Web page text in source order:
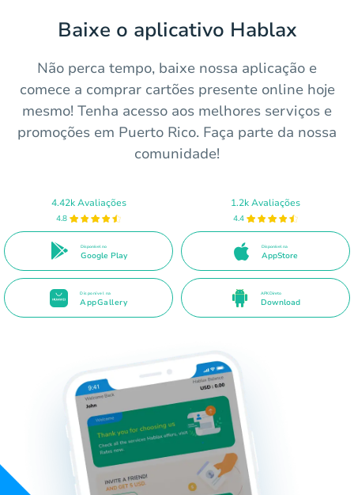
Baixe o aplicativo Hablax
Não perca tempo, baixe nossa aplicação e
comece a comprar cartões presente online hoje
mesmo! Tenha acesso aos melhores serviços e
promoções em Puerto Rico. Faça parte da nossa
comunidade!
4.42k Avaliações
4.8
Disponível no
Google Play
1.2k Avaliações
4.4
Disponível na
AppStore
Disponível na
AppGallery
APK Direto
Download